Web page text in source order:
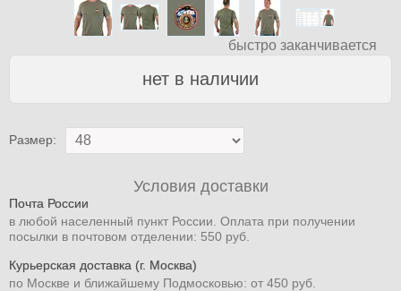
быстро заканчивается
нет в наличии
Размер:
Условия доставки
Почта России
в любой населенный пункт России. Оплата при получении
посылки в почтовом отделении: 550 руб.
Курьерская доставка (г. Москва)
по Москве и ближайшему Подмосковью: от 450 руб.